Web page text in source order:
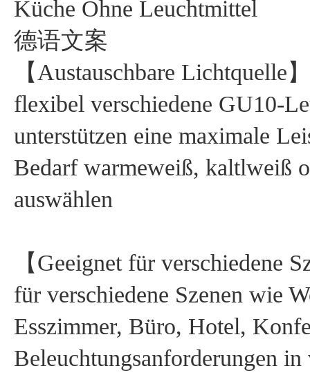
Küche Ohne Leuchtmittel
德语文案
【Austauschbare Lichtquelle
flexibel verschiedene GU10-
unterstützen eine maximale
Bedarf warmeweiß, kaltlweiß
auswählen
【Geeignet für verschiedene
für verschiedene Szenen wie
Esszimmer, Büro, Hotel,
Beleuchtungsanforderungen in